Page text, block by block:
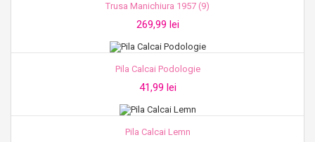
Trusa Manichiura 1957 (9)
269,99 lei
Pila Calcai Podologie
41,99 lei
Pila Calcai Lemn